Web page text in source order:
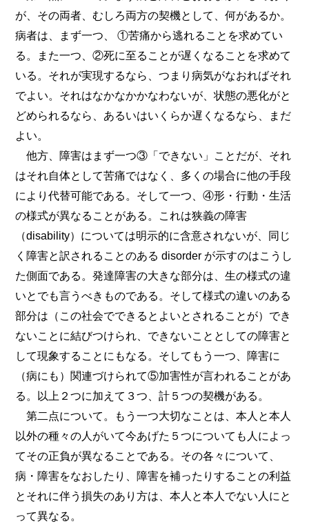
が、その両者、むしろ両方の契機として、何があるか。
病者は、まず一つ、 ①苦痛から逃れることを求めてい
る。また一つ、②死に至ることが遅くなることを求めて
いる。それが実現するなら、つまり病気がなおればそれ
でよい。それはなかなかかなわないが、状態の悪化がと
どめられるなら、あるいはいくらか遅くなるなら、まだ
よい。
他方、障害はまず一つ③「できない」ことだが、それ
はそれ自体として苦痛ではなく、多くの場合に他の手段
により代替可能である。そして一つ、④形・行動・生活
の様式が異なることがある。これは狭義の障害
（disability）については明示的に含意されないが、同じ
く障害と訳されることのある disorder が示すのはこうし
た側面である。発達障害の大きな部分は、生の様式の違
いとでも言うべきものである。そして様式の違いのある
部分は（この社会でできるとよいとされることが）でき
ないことに結びつけられ、できないこととしての障害と
して現象することにもなる。そしてもう一つ、障害に
（病にも）関連づけられて⑤加害性が言われることがあ
る。以上２つに加えて３つ、計５つの契機がある。
第二点について。もう一つ大切なことは、本人と本人
以外の種々の人がいて今あげた５つについても人によっ
てその正負が異なることである。その各々について、
病・障害をなおしたり、障害を補ったりすることの利益
とそれに伴う損失のあり方は、本人と本人でない人にと
って異なる。